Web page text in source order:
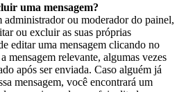
uma mensagem?
administrador ou moderador do painel,
ou excluir as suas próprias
editar uma mensagem clicando no
mensagem relevante, algumas vezes
após ser enviada. Caso alguém já
mensagem, você encontrará um